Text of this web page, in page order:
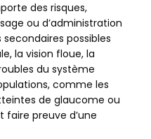
des risques,
ou d’administration
possibles
la vision floue, la
du système
comme les
de glaucome ou
faire preuve d’une